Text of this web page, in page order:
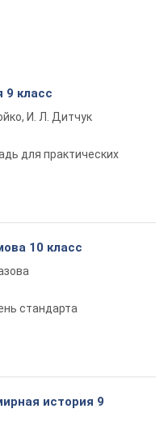
9 класс
И. Л. Дитчук
для практических
10 класс
стандарта
история 9